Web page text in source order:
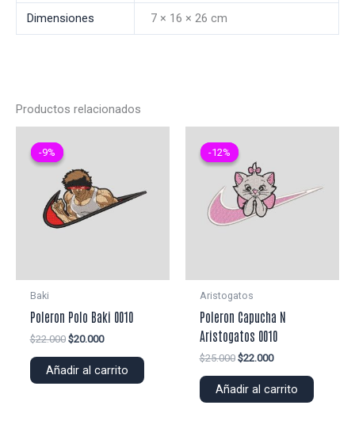
Dimensiones 7 × 16 × 26 cm
Productos relacionados
-9%
-9%
Baki
Poleron Polo Baki 0010
$22.000 El
original
$20.000El
actual
Añadir al carrito
-12%
-12%
Aristogatos
Poleron Capucha N
Aristogatos 0010
$25.000 El
original
$22.000El
actual
Añadir al carrito